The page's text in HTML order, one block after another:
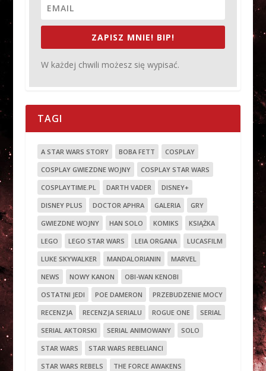
ZAPISZ MNIE! BIP!
W każdej chwili możesz się wypisać.
TAGI
A STAR WARS STORY BOBA FETT
COSPLAY
COSPLAY GWIEZDNE WOJNY
COSPLAY STAR WARS
COSPLAYTIME.PL
DARTH VADER
DISNEY+
DISNEY PLUS
DOCTOR APHRA GALERIA
GRY
GWIEZDNE WOJNY
HAN SOLO KOMIKS
KSIĄŻKA
LEGO
LEGO STAR WARS LEIA ORGANA
LUCASFILM
LUKE SKYWALKER
MANDALORIANIN
MARVEL
NEWS
NOWY KANON
OBI-WAN KENOBI
OSTATNI JEDI
POE DAMERON
PRZEBUDZENIE MOCY
RECENZJA
RECENZJA SERIALU ROGUE ONE
SERIAL
SERIAL AKTORSKI
SERIAL ANIMOWANY
SOLO
STAR WARS
STAR WARS REBELIANCI
STAR WARS REBELS
THE FORCE AWAKENS